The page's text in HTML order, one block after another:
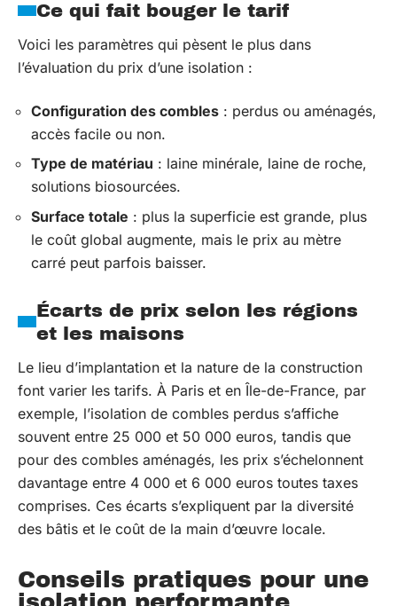
Ce qui fait bouger le tarif
Voici les paramètres qui pèsent le plus dans
l’évaluation du prix d’une isolation :
Configuration des combles : perdus ou aménagés,
accès facile ou non.
Type de matériau : laine minérale, laine de roche,
solutions biosourcées.
Surface totale : plus la superficie est grande, plus
le coût global augmente, mais le prix au mètre
carré peut parfois baisser.
Écarts de prix selon les régions
et les maisons
Le lieu d’implantation et la nature de la construction
font varier les tarifs. À Paris et en Île-de-France, par
exemple, l’isolation de combles perdus s’affiche
souvent entre 25 000 et 50 000 euros, tandis que
pour des combles aménagés, les prix s’échelonnent
davantage entre 4 000 et 6 000 euros toutes taxes
comprises. Ces écarts s’expliquent par la diversité
des bâtis et le coût de la main d’œuvre locale.
Conseils pratiques pour une